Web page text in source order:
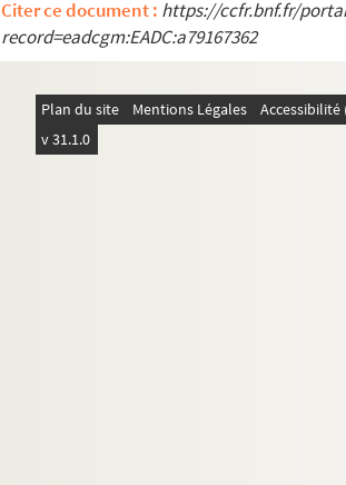
Citer ce document : https://ccfr.bnf.fr/
record=eadcgm:EADC:a79167362
Plan du site Mentions Légales
v 31.1.0